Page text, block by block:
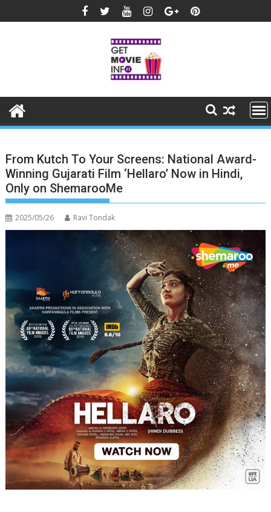
to
From Kutch To Your Screens: National Award-
Winning Gujarati Film ‘Hellaro’ Now in Hindi,
Only on ShemarooMe
2025/05/26 Ravi Tondak